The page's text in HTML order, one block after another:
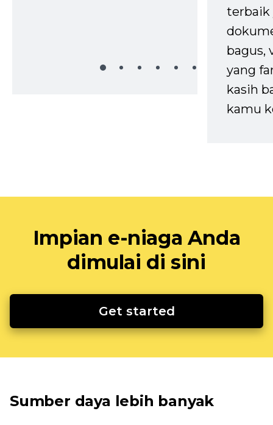
terbaik
bagus,
yang
kasih
kamu
Impian e-niaga Anda
dimulai di sini
Get started
Sumber daya lebih banyak